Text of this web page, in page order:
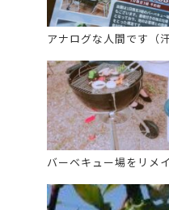
アナログな人間です（汗
バーベキュー場をリメ